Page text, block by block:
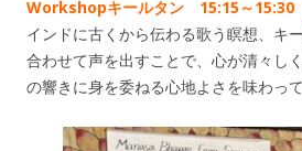
Workshopキールタン 15:15～15:30
インドに古くから伝わる歌う瞑想、キ
合わせて声を出すことで、心が清々し
の響きに身を委ねる心地よさを味わって